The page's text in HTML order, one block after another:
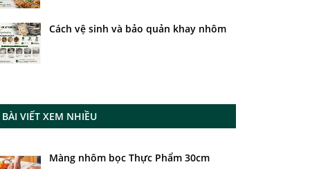
Cách vệ sinh và bảo quản khay nhôm
BÀI VIẾT XEM NHIỀU
Màng nhôm bọc Thực Phẩm 30cm